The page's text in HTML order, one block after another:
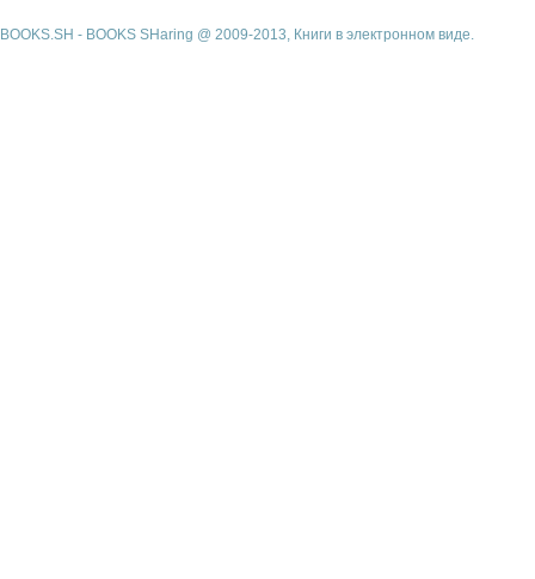
BOOKS.SH - BOOKS SHaring @ 2009-2013, Книги в электронном виде.